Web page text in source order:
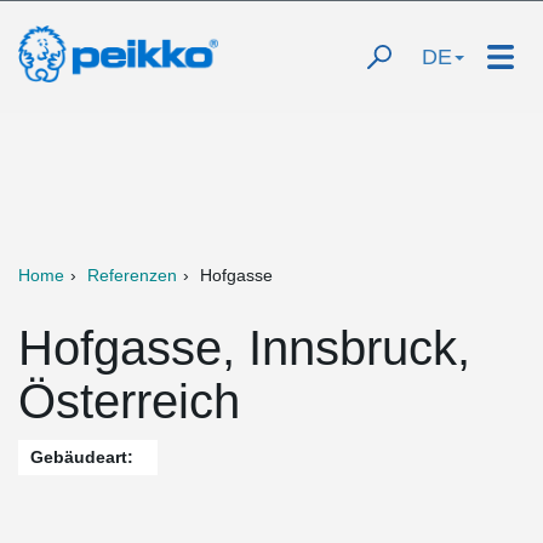
DE
Home Referenzen Hofgasse
Hofgasse, Innsbruck,
Österreich
Gebäudeart: